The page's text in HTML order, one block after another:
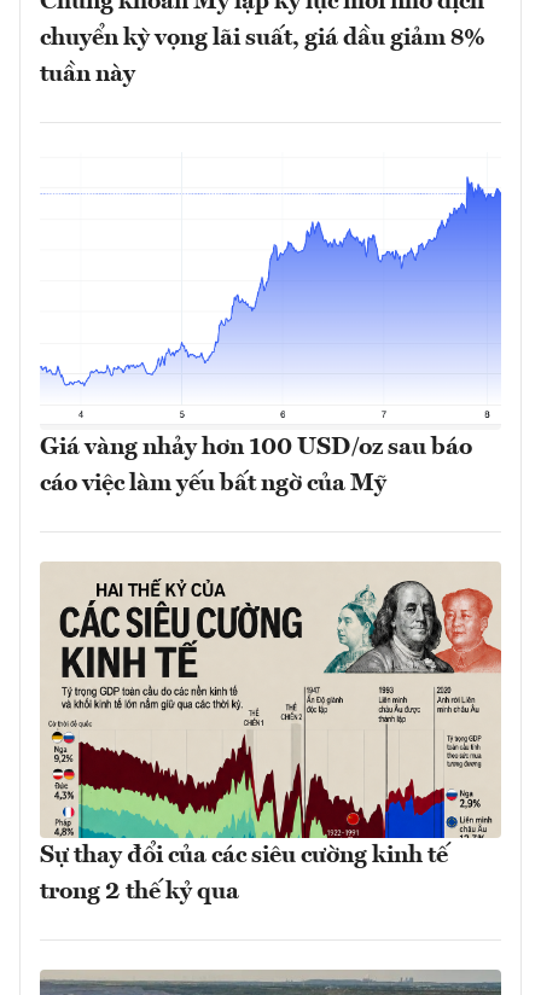
chuyển kỳ vọng lãi suất, giá dầu giảm 8%
tuần này
Giá vàng nhảy hơn 100 USD/oz sau báo
cáo việc làm yếu bất ngờ của Mỹ
Sự thay đổi của các siêu cường kinh tế
trong 2 thế kỷ qua